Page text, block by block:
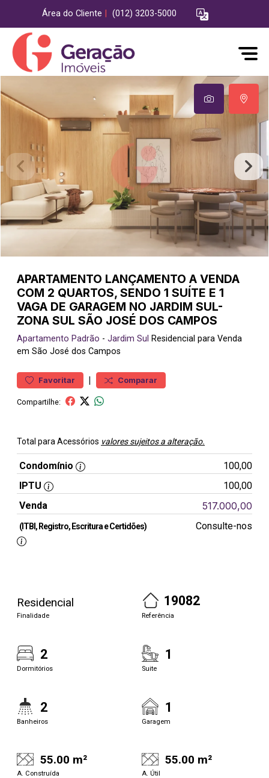
Área do Cliente (012) 3203-5000
APARTAMENTO LANÇAMENTO A VENDA
COM 2 QUARTOS, SENDO 1 SUÍTE E 1
VAGA DE GARAGEM NO JARDIM SUL-
ZONA SUL SÃO JOSÉ DOS CAMPOS
Apartamento Padrão - Jardim Sul Residencial para Venda
em São José dos Campos
Favoritar | Comparar
Compartilhe:
Total para Acessórios valores sujeitos a alteração.
Condomínio
100,00
IPTU
100,00
Venda
517.000,00
(ITBI, Registro, Escritura e Certidões) Consulte-nos
Residencial
Finalidade
19082
Referência
2
Dormitórios
1
Suite
2
Banheiros
1
Garagem
55.00 m²
A. Construída
55.00 m²
A. Útil